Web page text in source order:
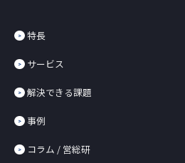
特長
サービス
解決できる課題
事例
コラム / 営総研